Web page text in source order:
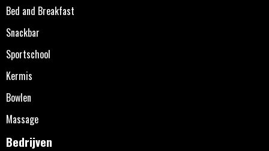
Bed and Breakfast
Snackbar
Sportschool
Kermis
Bowlen
Massage
Bedrijven